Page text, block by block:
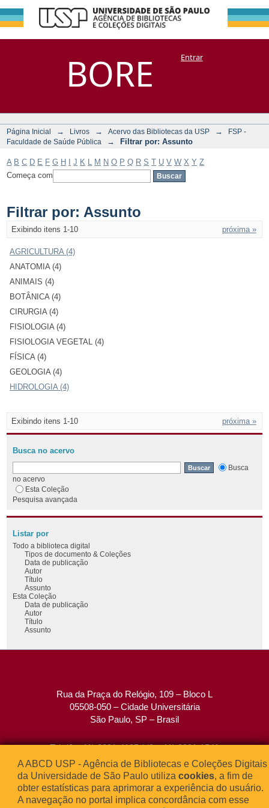
BORE
Filtrar por:
Assunto
DSpace/Manakin + CoriscoEntrar
Página Inicial → Livros → Acervo das Bibliotecas da USP →
FSP -
Faculdade de Saúde Pública
→ Filtrar por: Assunto
A B C D E F G H J K M N O P Q R S T U V W X Y Z
Começa com
Filtrar por: Assunto
Exibindo itens 1-10 próxima »
AGRICULTURA (4)
ANATOMIA (4)
ANIMAIS (4)
BOTÂNICA (4)
CIRURGIA (4)
FISIOLOGIA (4)
FISIOLOGIA VEGETAL (4)
FÍSICA (4)
GEOLOGIA (4)
HIDROLOGIA (4)
Exibindo itens 1-10 próxima »
Busca no acervo
Busca
no acervo
Esta Coleção
Pesquisa avançada
Listar por
Todo a biblioteca digital
Tipos de documento & Coleções
Data de publicação
Autor
Título
Assunto
Esta Coleção
Data de publicação
Autor
Título
Assunto
Rua da Praça do Relógio, 109 – Bloco L
05508-050 – Cidade Universitária
São Paulo, SP – Brasil
Tel: (0xx11) 3091-4195 / (0xx11) 3091-1541
Fax: (0xx11) 3091-1567
E-mail:atendimento@abcd.usp.br
A ABCD USP - Agência de Bibliotecas e Coleções Digitais
da Universidade de São Paulo utiliza cookies, a fim de
obter estatísticas para aprimorar a experiência do usuário.
A navegação no portal implica concordância com esse